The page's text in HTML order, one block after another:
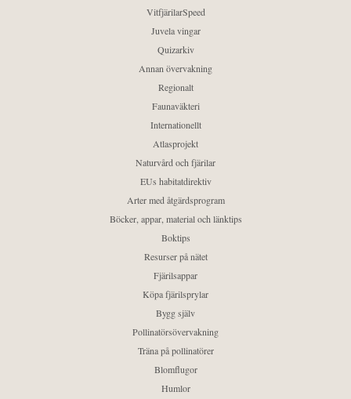
VitfjärilarSpeed
Juvela vingar
Quizarkiv
Annan övervakning
Regionalt
Faunaväkteri
Internationellt
Atlasprojekt
Naturvård och fjärilar
EUs habitatdirektiv
Arter med åtgärdsprogram
Böcker, appar, material och länktips
Boktips
Resurser på nätet
Fjärilsappar
Köpa fjärilsprylar
Bygg själv
Pollinatörsövervakning
Träna på pollinatörer
Blomflugor
Humlor